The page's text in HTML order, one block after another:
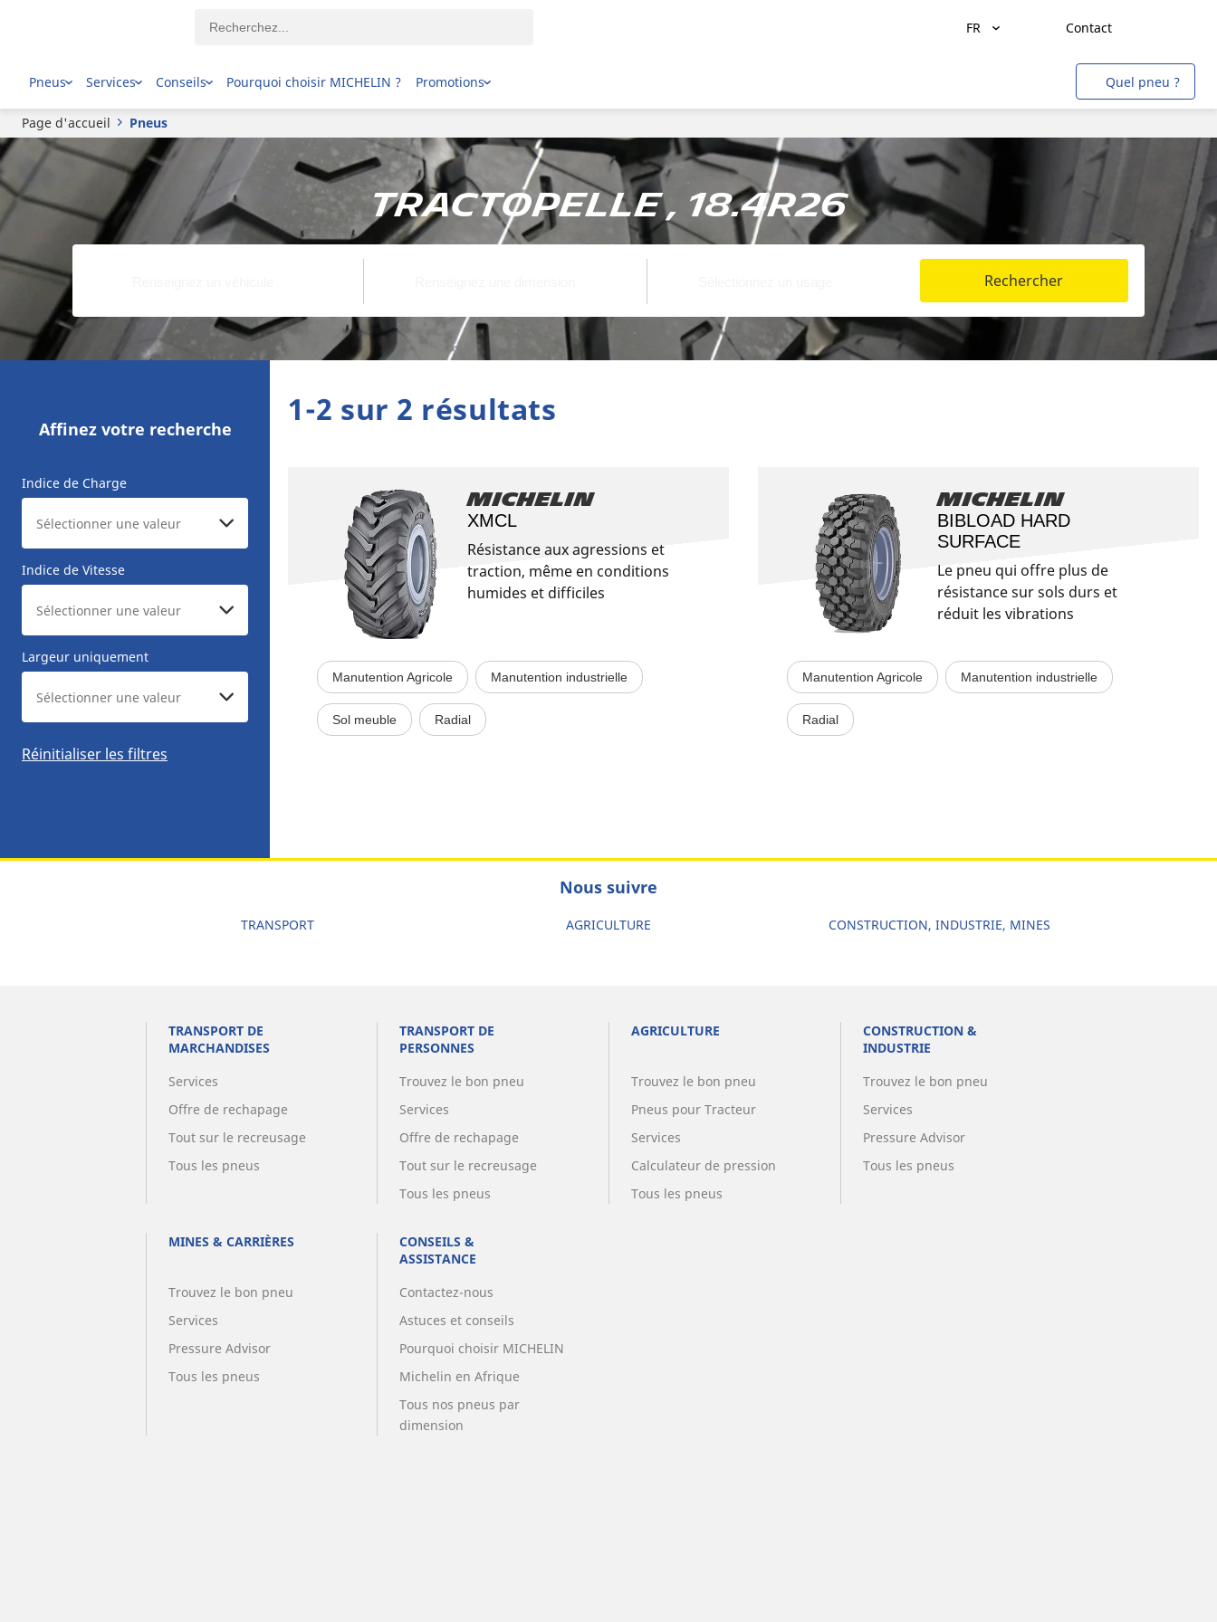
FR Contact
Transport de marchandises
Transport de personnes
Agriculture
Construction & Industrie
Mines & Carrières
Métro
Auto & SUV
Moto & scooter
Pneus Services Conseils Pourquoi choisir MICHELIN ? Promotions Quel pneu ?
Page d'accueil Pneus
Tractopelle , 18.4R26
Rechercher
Affinez votre recherche
Indice de Charge
Indice de Vitesse
Largeur uniquement
Réinitialiser les filtres
1-2 sur 2 résultats
Michelin
XMCL
Résistance aux agressions et
traction, même en conditions
humides et difficiles
Manutention Agricole Manutention industrielle
Sol meuble Radial
Michelin
BIBLOAD HARD
SURFACE​
Le pneu qui offre plus de
résistance sur sols durs et
réduit les vibrations
Manutention Agricole Manutention industrielle
Radial
Nous suivre
TRANSPORT AGRICULTURE CONSTRUCTION, INDUSTRIE, MINES
TRANSPORT DE
MARCHANDISES
Services
Offre de rechapage
Tout sur le recreusage
Tous les pneus
TRANSPORT DE
PERSONNES
Trouvez le bon pneu
Services
Offre de rechapage
Tout sur le recreusage
Tous les pneus
AGRICULTURE
Trouvez le bon pneu
Pneus pour Tracteur
Services
Calculateur de pression
Tous les pneus
CONSTRUCTION &
INDUSTRIE
Trouvez le bon pneu
Services
Pressure Advisor
Tous les pneus
MINES & CARRIÈRES
Trouvez le bon pneu
Services
Pressure Advisor
Tous les pneus
CONSEILS &
ASSISTANCE
Contactez-nous
Astuces et conseils
Pourquoi choisir MICHELIN
Michelin en Afrique
Tous nos pneus par
dimension